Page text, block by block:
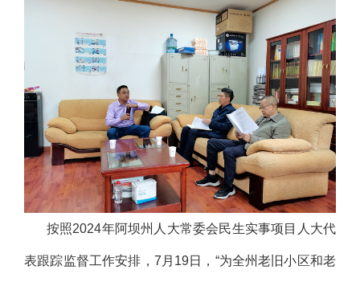
按照2024年阿坝州人大常委会民生实事项目人大代
表跟踪监督工作安排，7月19日，“为全州老旧小区和老